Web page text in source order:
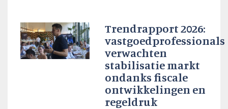
Trendrapport 2026:
vastgoedprofessionals
verwachten
stabilisatie markt
ondanks fiscale
ontwikkelingen en
regeldruk